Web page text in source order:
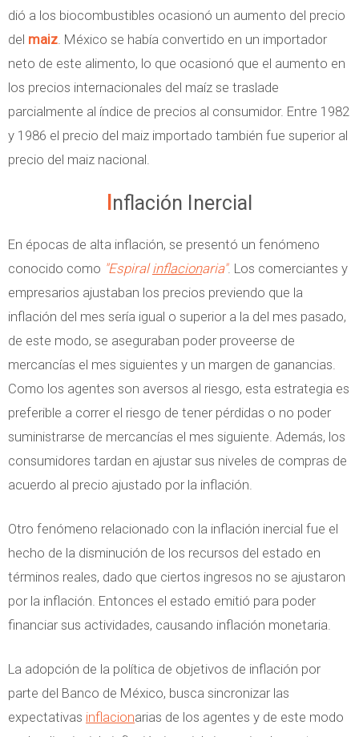
dió a los biocombustibles ocasionó un aumento del precio
del maiz . México se había convertido en un importador
neto de este alimento, lo que ocasionó que el aumento en
los precios internacionales del maíz se traslade
parcialmente al índice de precios al consumidor. Entre 1982
y 1986 el precio del maiz importado también fue superior al
precio del maiz nacional.
Inflación Inercial
En épocas de alta inflación, se presentó un fenómeno
conocido como "Espiralinflacionaria". Los comerciantes y
empresarios ajustaban los precios previendo que la
inflación del mes sería igual o superior a la del mes pasado,
de este modo, se aseguraban poder proveerse de
mercancías el mes siguientes y un margen de ganancias.
Como los agentes son aversos al riesgo, esta estrategia es
preferible a correr el riesgo de tener pérdidas o no poder
suministrarse de mercancías el mes siguiente. Además, los
consumidores tardan en ajustar sus niveles de compras de
acuerdo al precio ajustado por la inflación.
Otro fenómeno relacionado con la inflación inercial fue el
hecho de la disminución de los recursos del estado en
términos reales, dado que ciertos ingresos no se ajustaron
por la inflación. Entonces el estado emitió para poder
financiar sus actividades, causando inflación monetaria.
La adopción de la política de objetivos de inflación por
parte del Banco de México, busca sincronizar las
expectativas inflacionarias de los agentes y de este modo